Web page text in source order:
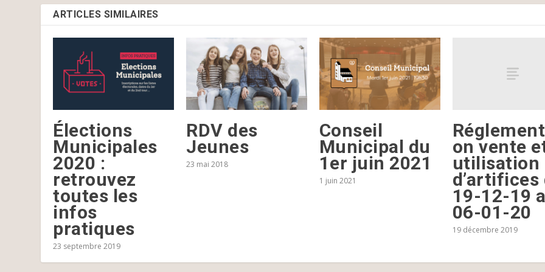
ARTICLES SIMILAIRES
Élections
Municipales
2020 :
retrouvez
toutes les
infos
pratiques
23 septembre 2019
RDV des
Jeunes
23 mai 2018
Conseil
Municipal du
1er juin 2021
1 juin 2021
on vente
utilisation
d’artifices
19-12-19
06-01-20
19 décembre 2019